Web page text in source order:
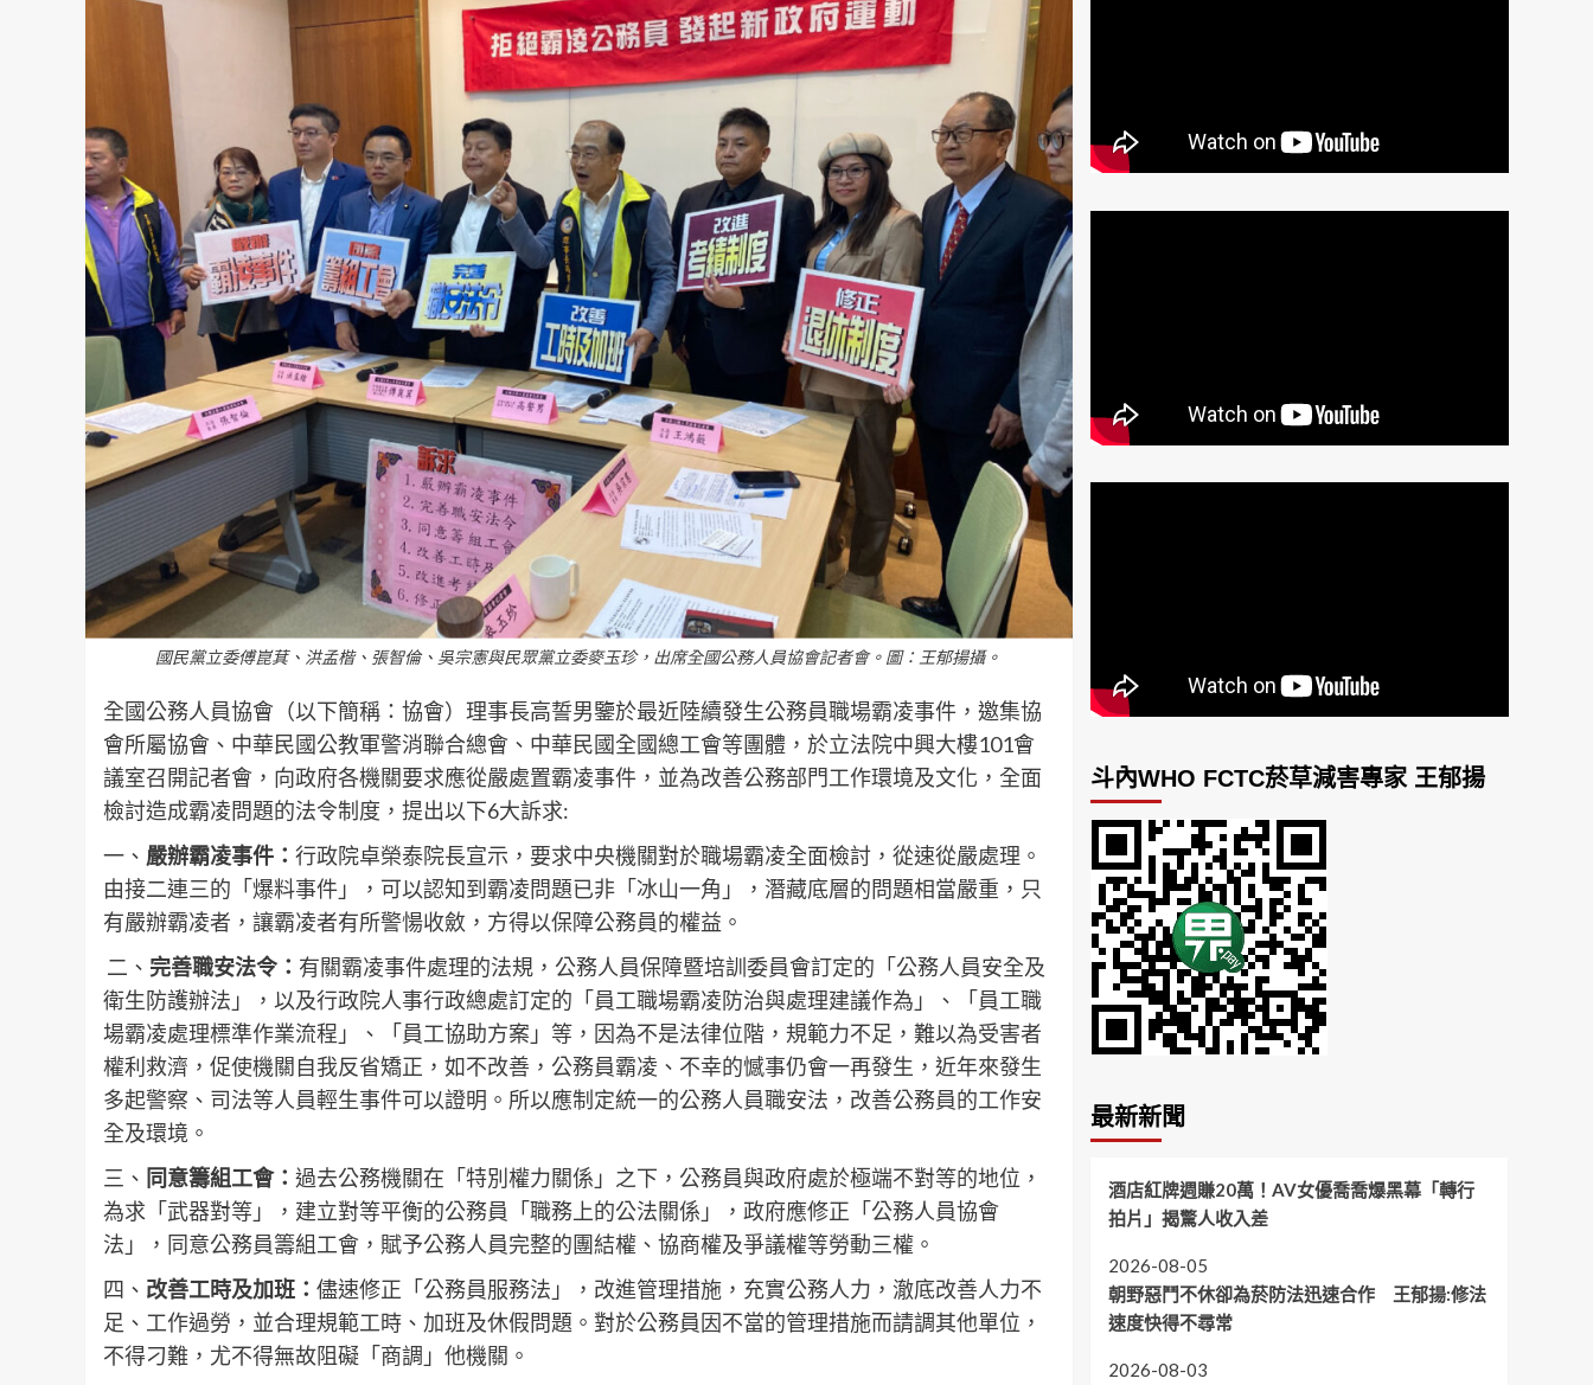
國民黨立委傅崑萁、洪孟楷、張智倫、吳宗憲與民眾黨立委麥玉珍，出席全國公務人員協會記者會。圖：王郁揚攝。
全國公務人員協會（以下簡稱：協會）理事長高誓男鑒於最近陸續發生公務員職場霸凌事件，邀集協
會所屬協會、中華民國公教軍警消聯合總會、中華民國全國總工會等團體，於立法院中興大樓101會
議室召開記者會，向政府各機關要求應從嚴處置霸凌事件，並為改善公務部門工作環境及文化，全面
檢討造成霸凌問題的法令制度，提出以下6大訴求:
一、 嚴辦霸凌事件： 行政院卓榮泰院長宣示，要求中央機關對於職場霸凌全面檢討，從速從嚴處理。
由接二連三的「爆料事件」，可以認知到霸凌問題已非「冰山一角」，潛藏底層的問題相當嚴重，只
有嚴辦霸凌者，讓霸凌者有所警愓收斂，方得以保障公務員的權益。
二、 完善職安法令： 有關霸凌事件處理的法規，公務人員保障暨培訓委員會訂定的「公務人員安全及
衛生防護辦法」，以及行政院人事行政總處訂定的「員工職場霸凌防治與處理建議作為」、「員工職
場霸凌處理標準作業流程」、「員工協助方案」等，因為不是法律位階，規範力不足，難以為受害者
權利救濟，促使機關自我反省矯正，如不改善，公務員霸凌、不幸的憾事仍會一再發生，近年來發生
多起警察、司法等人員輕生事件可以證明。所以應制定統一的公務人員職安法，改善公務員的工作安
全及環境。
三、 同意籌組工會： 過去公務機關在「特別權力關係」之下，公務員與政府處於極端不對等的地位，
為求「武器對等」，建立對等平衡的公務員「職務上的公法關係」，政府應修正「公務人員協會
法」，同意公務員籌組工會，賦予公務人員完整的團結權、協商權及爭議權等勞動三權。
四、 改善工時及加班： 儘速修正「公務員服務法」，改進管理措施，充實公務人力，澈底改善人力不
足、工作過勞，並合理規範工時、加班及休假問題。對於公務員因不當的管理措施而請調其他單位，
不得刁難，尤不得無故阻礙「商調」他機關。
斗內WHO FCTC菸草減害專家 王郁揚
最新新聞
酒店紅牌週賺20萬！AV女優喬喬爆黑幕「轉行
拍片」揭驚人收入差
2026-08-05
朝野惡鬥不休卻為菸防法迅速合作 王郁揚:修法
速度快得不尋常
2026-08-03